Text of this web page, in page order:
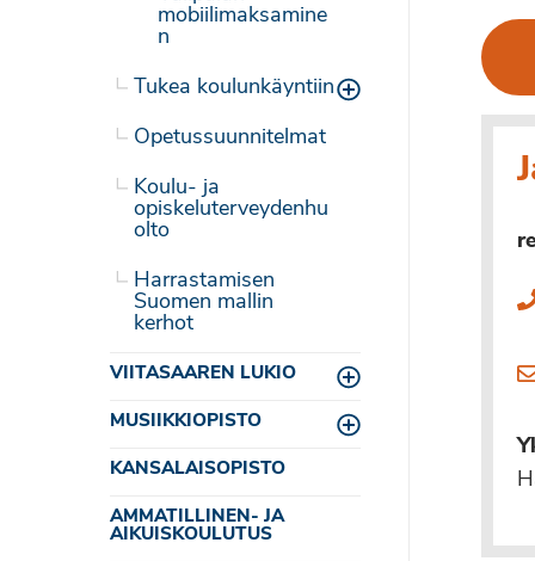
mobiilimaksamine
n
Tukea koulunkäyntiinToggle menu
Opetussuunnitelmat
Koulu- ja
opiskeluterveydenhu
olto
Harrastamisen
Suomen mallin
kerhot
VIITASAAREN LUKIO
Toggle menu
MUSIIKKIOPISTO
Toggle menu
KANSALAISOPISTO
AMMATILLINEN- JA
AIKUISKOULUTUS